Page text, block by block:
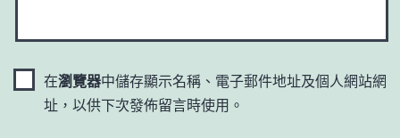
在瀏覽器中儲存顯示名稱、電子郵件地址及個人網站網
址，以供下次發佈留言時使用。